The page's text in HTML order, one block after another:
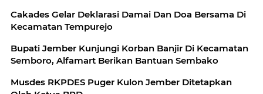
Cakades Gelar Deklarasi Damai Dan Doa Bersama Di
Kecamatan Tempurejo
Bupati Jember Kunjungi Korban Banjir Di Kecamatan
Semboro, Alfamart Berikan Bantuan Sembako
Musdes RKPDES Puger Kulon Jember Ditetapkan